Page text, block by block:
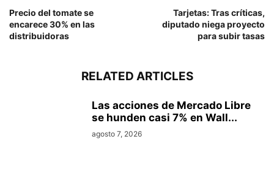
Precio del tomate se
encarece 30% en las
distribuidoras
Tarjetas: Tras críticas,
diputado niega proyecto
para subir tasas
RELATED ARTICLES
Las acciones de Mercado Libre
se hunden casi 7% en Wall...
agosto 7, 2026